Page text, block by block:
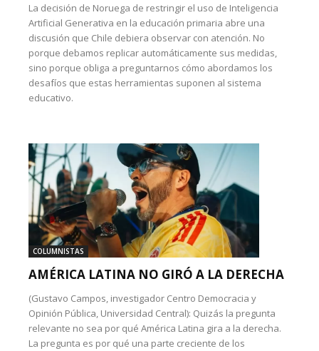
La decisión de Noruega de restringir el uso de Inteligencia
Artificial Generativa en la educación primaria abre una
discusión que Chile debiera observar con atención. No
porque debamos replicar automáticamente sus medidas,
sino porque obliga a preguntarnos cómo abordamos los
desafíos que estas herramientas suponen al sistema
educativo.
COLUMNISTAS
AMÉRICA LATINA NO GIRÓ A LA DERECHA
(Gustavo Campos, investigador Centro Democracia y
Opinión Pública, Universidad Central): Quizás la pregunta
relevante no sea por qué América Latina gira a la derecha.
La pregunta es por qué una parte creciente de los